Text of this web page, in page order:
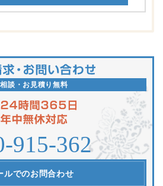
談・お見積り無料
ルでのお問合わせ